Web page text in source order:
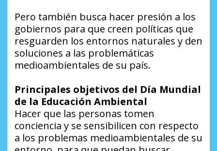
Pero también busca hacer presión a los
gobiernos para que creen políticas que
resguarden los entornos naturales y den
soluciones a las problemáticas
medioambientales de su país.
Principales objetivos del Día Mundial
de la Educación Ambiental
Hacer que las personas tomen
conciencia y se sensibilicen con respecto
a los problemas medioambientales de su